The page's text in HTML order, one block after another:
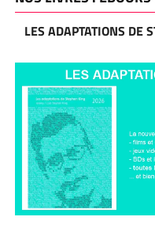
LES ADAPTATIONS DE